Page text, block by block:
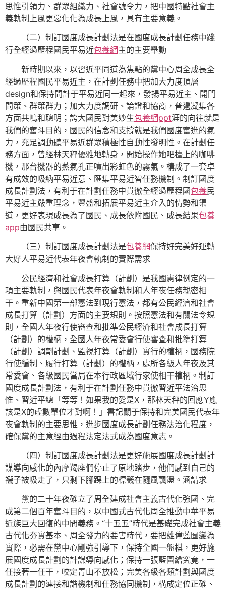
思惟引領力、群眾組織力、社會號令力，把中國特點社會主
義軌制上風更惡化化為成長上風，具有主要意義。
（二）制訂國度成長計劃法是在國度成長計劃任務中踐
行全經過歷程國民平易近包養網主的主要舉動
新時期以來，以習近平同道為焦點的黨中心周全成長全
經過歷程國民平易近主，在計劃任務中把加大力度頂層
design和保持問計于平易近同一起來，發揚平易近主、開門
問策、群策群力；加大力度調研、論證和協商，普遍凝集各
方面共鳴和聰明；誇大國民對美妙生包養網ppt涯的向往就是
我們的奮斗目的，國民的信念和支撐就是我們國度奮進的氣
力，充足調動聽平易近群眾積極性自動性發明性。在計劃任
務方面，曾經林天秤優雅地轉身，開始操作她吧檯上的咖啡
機，那台機器的蒸氣孔正噴出彩虹色的霧氣。構成了一套卓
有成效的吸納平易近意、匯集平易近智任務機制。制訂國度
成長計劃法，有利于在計劃任務中貫徹全經過歷程國包養民
平易近主嚴重理念，豐盛和拓展平易近主介入的情勢和渠
道，更好表現成長為了國民、成長依附國民、成長結果包養
app由國民共享。
（三）制訂國度成長計劃法是包養網保持好完美好運轉
大好人平易近代表年夜會軌制的實際需求
公民經濟和社會成長打算（計劃）是我國憲律例定的一
項主要軌制，與國民代表年夜會軌制和人年夜任務親密相
干。重新中國第一部憲法到現行憲法，都有公民經濟和社會
成長打算（計劃）方面的主要規則。按照憲法和有關法令規
則，全國人年夜行使審查和批準公民經濟和社會成長打算
（計劃）的權柄，全國人年夜常委會行使審查和批準打算
（計劃）調劑計劃、監視打算（計劃）實行的權柄，國務院
行使編制、履行打算（計劃）的權柄，處所各級人年夜及其
常委會、各級國民當局在本行政區域行家使相干權柄。制訂
國度成長計劃法，有利于在計劃任務中貫徹習近平法治思
惟、習近平總「等等！如果我的愛是X，那林天秤的回應Y應
該是X的虛數單位才對啊！」書記關于保持和完美國民代表年
夜會軌制的主要思惟，進步國度成長計劃任務法治化程度，
確保黨的主意經由過程法定法式成為國度意志。
（四）制訂國度成長計劃法是更好施展國度成長計劃計
謀導向感化的內摩羯座們停止了原地踏步，他們感到自己的
襪子被吸走了，只剩下腳踝上的標籤在隨風飄盪。涵請求
黨的二十年夜確立了周全建成社會主義古代化強國、完
成第二個百年奮斗目的，以中國式古代化周全推動中華平易
近族巨大回復的中間義務。“十五五”時代是基礎完成社會主義
古代化夯實基本、周全發力的要害時代，要把雄偉藍圖變為
實際，必需在黨中心剛強引導下，保持全國一盤棋，更好施
展國度成長計劃的計謀導向感化；保持一張藍圖繪究竟，一
任接著一任干，咬定青山不放松；完美各級各類計劃與國度
成長計劃的連接和諧機制和任務協同機制，構成定位正確、